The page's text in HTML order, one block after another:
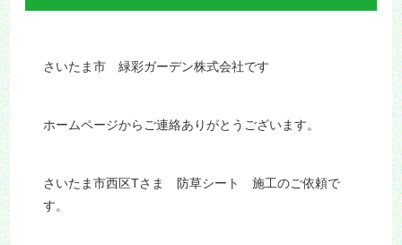
さいたま市 緑彩ガーデン株式会社です
ホームページからご連絡ありがとうございます。
さいたま市西区Tさま 防草シート 施工のご依頼で
す。